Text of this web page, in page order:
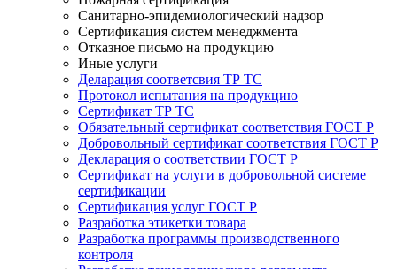
Санитарно-эпидемиологический надзор
Сертификация систем менеджмента
Отказное письмо на продукцию
Иные услуги
Деларация соответсвия ТР ТС
Протокол испытания на продукцию
Сертификат ТР ТС
Обязательный сертификат соответствия ГОСТ Р
Добровольный сертификат соответствия ГОСТ Р
Декларация о соответствии ГОСТ Р
Сертификат на услуги в добровольной системе
сертификации
Сертификация услуг ГОСТ Р
Разработка этикетки товара
Разработка программы производственного
контроля